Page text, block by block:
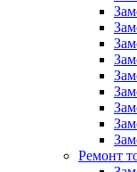
Ремонт